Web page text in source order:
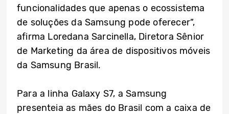
funcionalidades que apenas o ecossistema
de soluções da Samsung pode oferecer”,
afirma Loredana Sarcinella, Diretora Sênior
de Marketing da área de dispositivos móveis
da Samsung Brasil.
Para a linha Galaxy S7, a Samsung
presenteia as mães do Brasil com a caixa de